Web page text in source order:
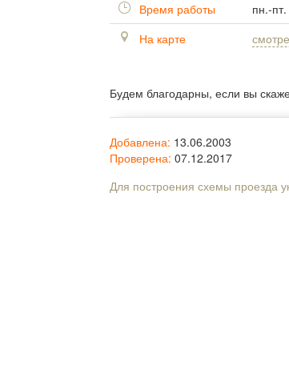
Время работы
пн.-
На карте
Будем благодарны, если вы
Добавлена: 13.06.2003
Проверена: 07.12.2017
Для построения схемы проезда